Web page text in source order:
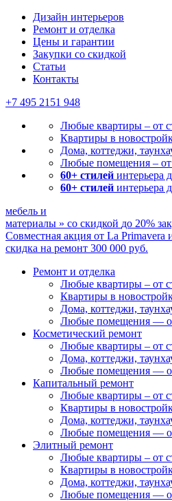
Дизайн интерьеров
Ремонт и отделка
Цены и гарантии
Закупки со скидкой
Статьи
Контакты
+7 495 2151 948
Любые квартиры – от
Квартиры в
Дома, коттеджи,
Любые помещения – от
60+ стилей интерьера
60+ стилей интерьера
мебель и
материалы » со скидкой до 20%
Совместная акция от La Primavera
скидка на ремонт 300 000 руб.
Ремонт и отделка
Любые квартиры – от
Квартиры в
Дома, коттеджи,
Любые помещения —
Косметический ремонт
Любые квартиры – от
Дома, коттеджи,
Любые помещения —
Капитальный ремонт
Любые квартиры – от
Квартиры в
Дома, коттеджи,
Любые помещения —
Элитный ремонт
Любые квартиры – от
Квартиры в
Дома, коттеджи,
Любые помещения —